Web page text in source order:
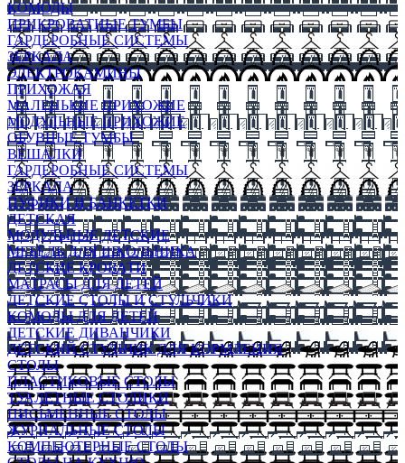
КОМОДЫ
ПРИКРОВАТНЫЕ ТУМБЫ
ГАРДЕРОБНЫЕ СИСТЕМЫ
ЗЕРКАЛА
ЭЛЕКТРОКАМИНЫ
ПРИХОЖАЯ
МАЛЕНЬКИЕ ПРИХОЖИЕ
МОДУЛЬНЫЕ ПРИХОЖИЕ
ОБУВНЫЕ ТУМБЫ
ВЕШАЛКИ
ГАРДЕРОБНЫЕ СИСТЕМЫ
ЗЕРКАЛА
ПУФИКИ И БАНКЕТКИ
ДЕТСКАЯ
МОДУЛЬНЫЕ ДЕТСКИЕ
МЕБЕЛЬ ДЛЯ ШКОЛЬНИКА
ДЕТСКИЕ КРОВАТИ
МАТРАСЫ ДЛЯ ДЕТЕЙ
ДЕТСКИЕ СТОЛЫ И СТУЛЬЧИКИ
КОМОДЫ ДЛЯ ДЕТЕЙ
ДЕТСКИЕ ДИВАНЧИКИ
ДЕТСКИЙ СТУЛЬЧИК ДЛЯ КОРМЛЕНИЯ
СТОЛЫ
ПЛАСТИКОВЫЕ СТОЛЫ
ТУАЛЕТНЫЕ СТОЛИКИ
ПИСЬМЕННЫЕ СТОЛЫ
ЖУРНАЛЬНЫЕ СТОЛЫ
КОМПЬЮТЕРНЫЕ СТОЛЫ